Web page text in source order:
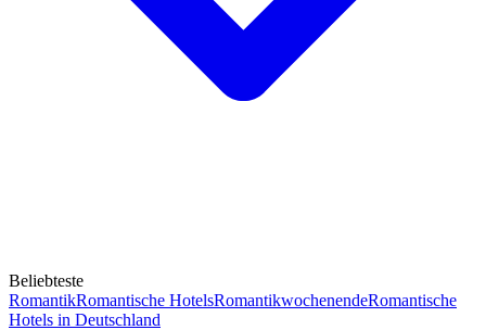
Beliebteste
RomantikRomantische HotelsRomantikwochenendeRomantische
Hotels in Deutschland